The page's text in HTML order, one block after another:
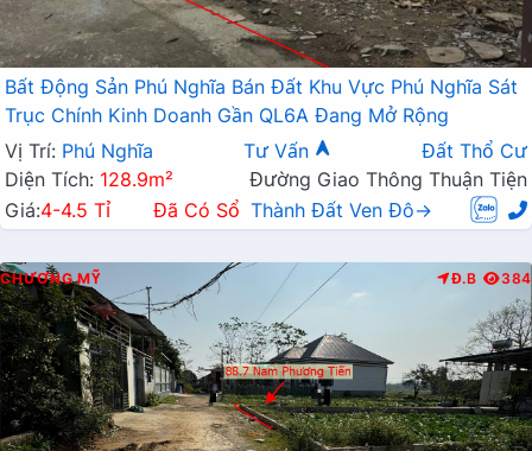
Bất Động Sản Phú Nghĩa Bán Đất Khu Vực Phú Nghĩa Sát
Trục Chính Kinh Doanh Gần QL6A Đang Mở Rộng
Vị Trí: Phú Nghĩa Tư Vấn
Đất Thổ Cư
Diện Tích: 128.9m²
Đường Giao Thông Thuận Tiện
Giá:4-4.5 Tỉ Đã Có Sổ Thành Đất Ven Đô→
CHƯƠNG MỸ Đ.B 384